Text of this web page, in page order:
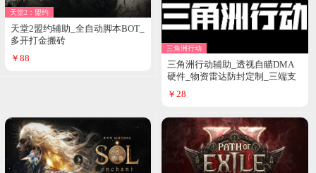
天堂2：盟约
天堂2盟约辅助_全自动脚本BOT_
多开打金搬砖
￥88
三角洲行动
三角洲行动辅助_透视自瞄DMA
硬件_物资雷达防封定制_三端支
持
￥28